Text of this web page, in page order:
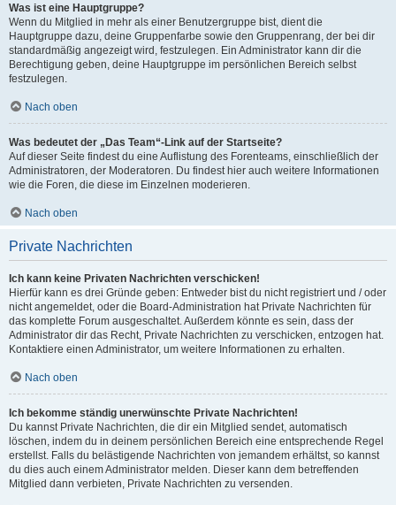
Was ist eine Hauptgruppe?
Wenn du Mitglied in mehr als einer Benutzergruppe bist, dient die
Hauptgruppe dazu, deine Gruppenfarbe sowie den Gruppenrang, der bei dir
standardmäßig angezeigt wird, festzulegen. Ein Administrator kann dir die
Berechtigung geben, deine Hauptgruppe im persönlichen Bereich selbst
festzulegen.
Nach oben
Was bedeutet der „Das Team“-Link auf der Startseite?
Auf dieser Seite findest du eine Auflistung des Forenteams, einschließlich der
Administratoren, der Moderatoren. Du findest hier auch weitere Informationen
wie die Foren, die diese im Einzelnen moderieren.
Nach oben
Private Nachrichten
Ich kann keine Privaten Nachrichten verschicken!
Hierfür kann es drei Gründe geben: Entweder bist du nicht registriert und / oder
nicht angemeldet, oder die Board-Administration hat Private Nachrichten für
das komplette Forum ausgeschaltet. Außerdem könnte es sein, dass der
Administrator dir das Recht, Private Nachrichten zu verschicken, entzogen hat.
Kontaktiere einen Administrator, um weitere Informationen zu erhalten.
Nach oben
Ich bekomme ständig unerwünschte Private Nachrichten!
Du kannst Private Nachrichten, die dir ein Mitglied sendet, automatisch
löschen, indem du in deinem persönlichen Bereich eine entsprechende Regel
erstellst. Falls du belästigende Nachrichten von jemandem erhältst, so kannst
du dies auch einem Administrator melden. Dieser kann dem betreffenden
Mitglied dann verbieten, Private Nachrichten zu versenden.